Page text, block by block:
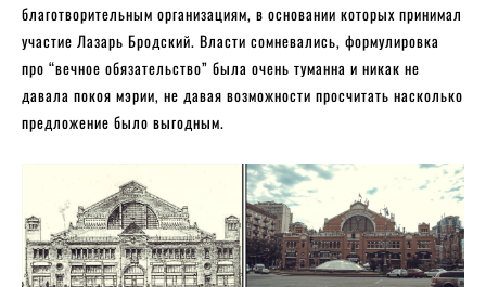
благотворительным организациям, в основании которых принимал
участие Лазарь Бродский. Власти сомневались, формулировка
про “вечное обязательство” была очень туманна и никак не
давала покоя мэрии, не давая возможности просчитать насколько
предложение было выгодным.